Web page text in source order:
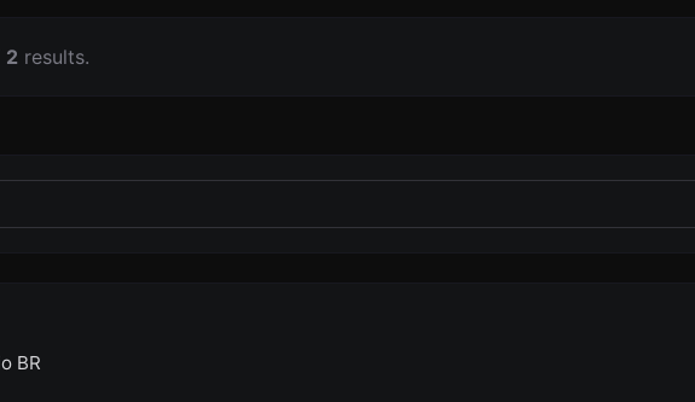
2 results.
BR